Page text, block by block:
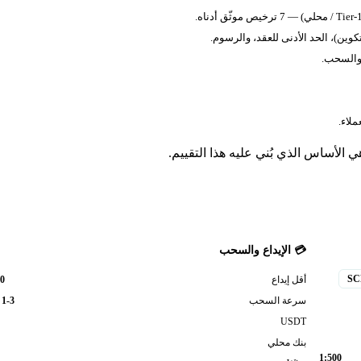
الحد الأدنى للعقد، والرسوم.
والسحب.
الأساس الذي بُني عليه هذا التقييم.
1:500
💳 الإيداع والسحب
أقل إيداع
سرعة السحب
1-3 أيام
USDT
بنك محلي